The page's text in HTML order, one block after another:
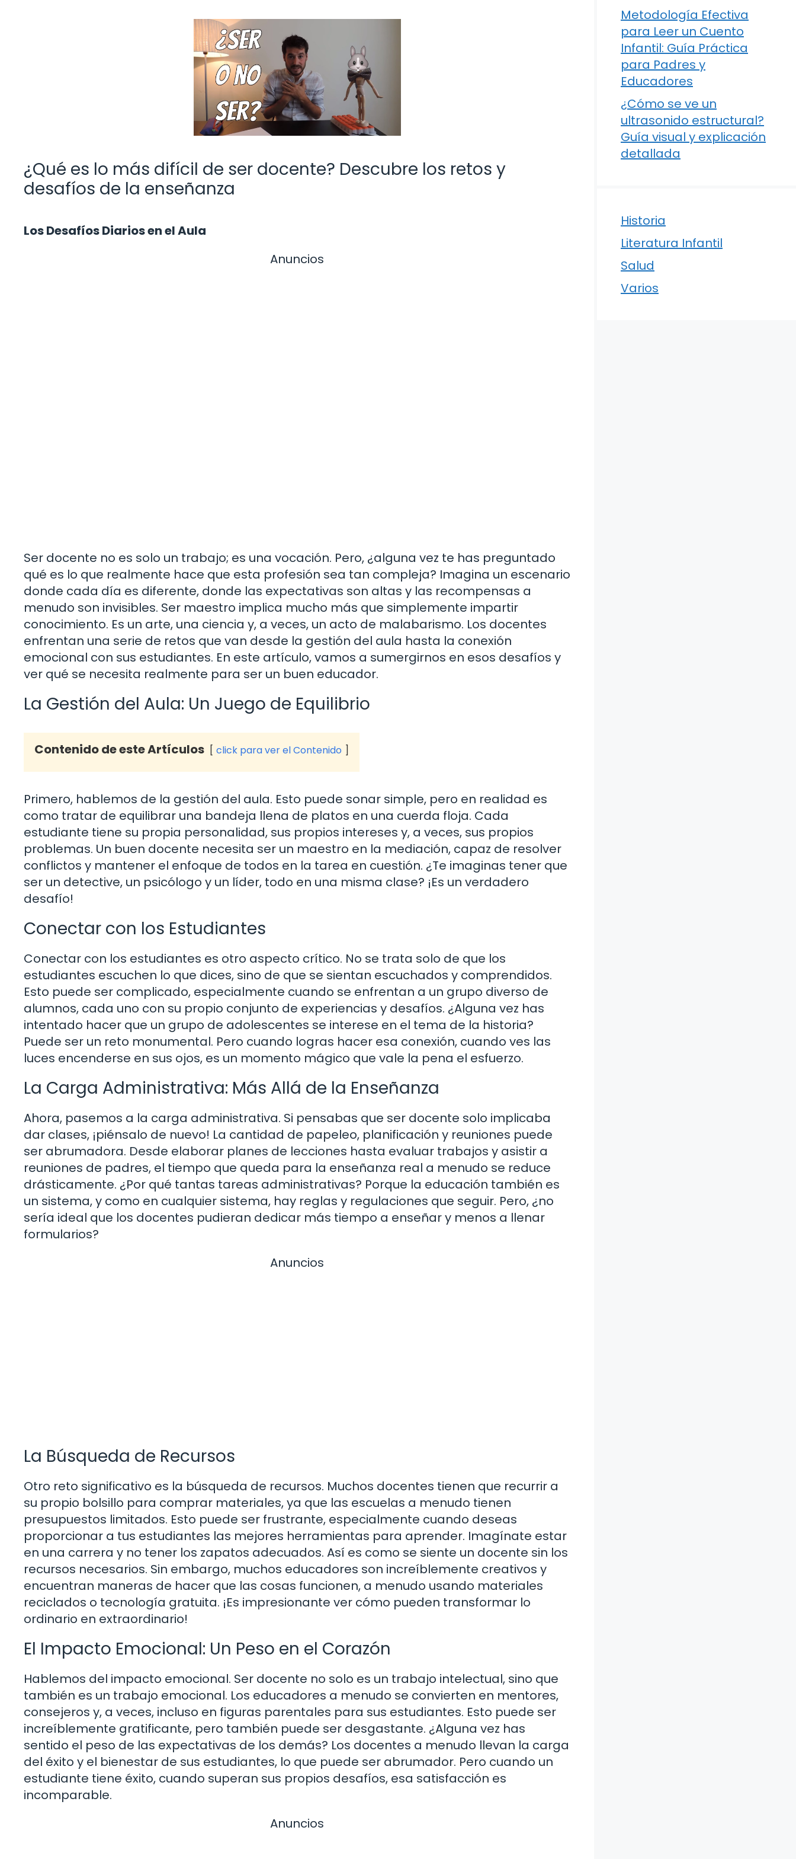
¿Qué es lo más difícil de ser docente? Descubre los retos y
desafíos de la enseñanza
Los Desafíos Diarios en el Aula
Anuncios
Ser docente no es solo un trabajo; es una vocación. Pero, ¿alguna vez te has preguntado
qué es lo que realmente hace que esta profesión sea tan compleja? Imagina un escenario
donde cada día es diferente, donde las expectativas son altas y las recompensas a
menudo son invisibles. Ser maestro implica mucho más que simplemente impartir
conocimiento. Es un arte, una ciencia y, a veces, un acto de malabarismo. Los docentes
enfrentan una serie de retos que van desde la gestión del aula hasta la conexión
emocional con sus estudiantes. En este artículo, vamos a sumergirnos en esos desafíos y
ver qué se necesita realmente para ser un buen educador.
La Gestión del Aula: Un Juego de Equilibrio
Contenido de este Artículos click para ver el Contenido
Primero, hablemos de la gestión del aula. Esto puede sonar simple, pero en realidad es
como tratar de equilibrar una bandeja llena de platos en una cuerda floja. Cada
estudiante tiene su propia personalidad, sus propios intereses y, a veces, sus propios
problemas. Un buen docente necesita ser un maestro en la mediación, capaz de resolver
conflictos y mantener el enfoque de todos en la tarea en cuestión. ¿Te imaginas tener que
ser un detective, un psicólogo y un líder, todo en una misma clase? ¡Es un verdadero
desafío!
Conectar con los Estudiantes
Conectar con los estudiantes es otro aspecto crítico. No se trata solo de que los
estudiantes escuchen lo que dices, sino de que se sientan escuchados y comprendidos.
Esto puede ser complicado, especialmente cuando se enfrentan a un grupo diverso de
alumnos, cada uno con su propio conjunto de experiencias y desafíos. ¿Alguna vez has
intentado hacer que un grupo de adolescentes se interese en el tema de la historia?
Puede ser un reto monumental. Pero cuando logras hacer esa conexión, cuando ves las
luces encenderse en sus ojos, es un momento mágico que vale la pena el esfuerzo.
La Carga Administrativa: Más Allá de la Enseñanza
Ahora, pasemos a la carga administrativa. Si pensabas que ser docente solo implicaba
dar clases, ¡piénsalo de nuevo! La cantidad de papeleo, planificación y reuniones puede
ser abrumadora. Desde elaborar planes de lecciones hasta evaluar trabajos y asistir a
reuniones de padres, el tiempo que queda para la enseñanza real a menudo se reduce
drásticamente. ¿Por qué tantas tareas administrativas? Porque la educación también es
un sistema, y como en cualquier sistema, hay reglas y regulaciones que seguir. Pero, ¿no
sería ideal que los docentes pudieran dedicar más tiempo a enseñar y menos a llenar
formularios?
Anuncios
La Búsqueda de Recursos
Otro reto significativo es la búsqueda de recursos. Muchos docentes tienen que recurrir a
su propio bolsillo para comprar materiales, ya que las escuelas a menudo tienen
presupuestos limitados. Esto puede ser frustrante, especialmente cuando deseas
proporcionar a tus estudiantes las mejores herramientas para aprender. Imagínate estar
en una carrera y no tener los zapatos adecuados. Así es como se siente un docente sin los
recursos necesarios. Sin embargo, muchos educadores son increíblemente creativos y
encuentran maneras de hacer que las cosas funcionen, a menudo usando materiales
reciclados o tecnología gratuita. ¡Es impresionante ver cómo pueden transformar lo
ordinario en extraordinario!
El Impacto Emocional: Un Peso en el Corazón
Hablemos del impacto emocional. Ser docente no solo es un trabajo intelectual, sino que
también es un trabajo emocional. Los educadores a menudo se convierten en mentores,
consejeros y, a veces, incluso en figuras parentales para sus estudiantes. Esto puede ser
increíblemente gratificante, pero también puede ser desgastante. ¿Alguna vez has
sentido el peso de las expectativas de los demás? Los docentes a menudo llevan la carga
del éxito y el bienestar de sus estudiantes, lo que puede ser abrumador. Pero cuando un
estudiante tiene éxito, cuando superan sus propios desafíos, esa satisfacción es
incomparable.
Anuncios
Metodología Efectiva
para Leer un Cuento
Infantil: Guía Práctica
para Padres y
Educadores
¿Cómo se ve un
ultrasonido estructural?
Guía visual y explicación
detallada
Historia
Literatura Infantil
Salud
Varios